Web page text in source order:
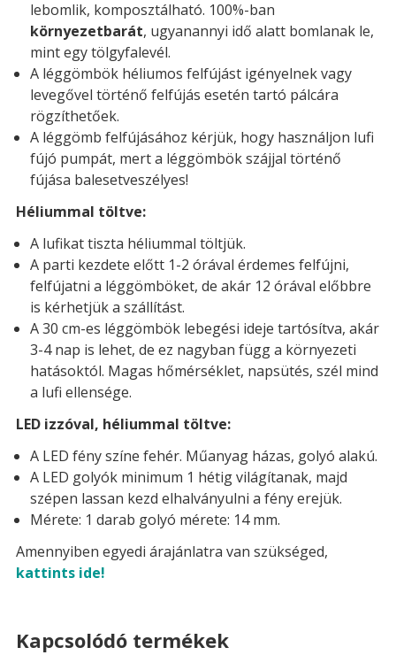
lebomlik, komposztálható. 100%-ban
környezetbarát, ugyanannyi idő alatt bomlanak le,
mint egy tölgyfalevél.
A léggömbök héliumos felfújást igényelnek vagy
levegővel történő felfújás esetén tartó pálcára
rögzíthetőek.
A léggömb felfújásához kérjük, hogy használjon lufi
fújó pumpát, mert a léggömbök szájjal történő
fújása balesetveszélyes!
Héliummal töltve:
A lufikat tiszta héliummal töltjük.
A parti kezdete előtt 1-2 órával érdemes felfújni,
felfújatni a léggömböket, de akár 12 órával előbbre
is kérhetjük a szállítást.
A 30 cm-es léggömbök lebegési ideje tartósítva, akár
3-4 nap is lehet, de ez nagyban függ a környezeti
hatásoktól. Magas hőmérséklet, napsütés, szél mind
a lufi ellensége.
LED izzóval, héliummal töltve:
A LED fény színe fehér. Műanyag házas, golyó alakú.
A LED golyók minimum 1 hétig világítanak, majd
szépen lassan kezd elhalványulni a fény erejük.
Mérete: 1 darab golyó mérete: 14 mm.
Amennyiben egyedi árajánlatra van szükséged,
kattints ide!
Kapcsolódó termékek